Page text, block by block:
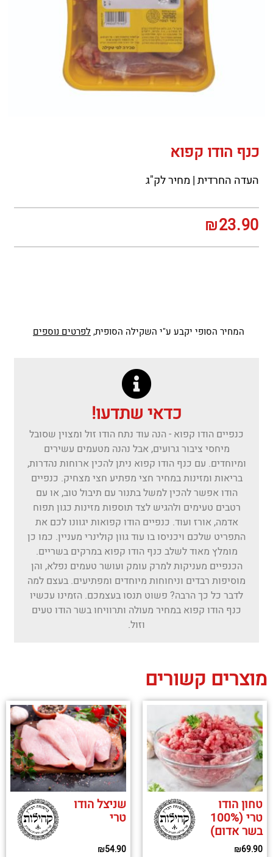
כנף הודו קפוא
העדה החרדית | מחיר לק"ג
₪23.90
המחיר הסופי יקבע ע"י השקילה הסופית,לפרטים נוספים
כדאי שתדעו!
כנפיים הודו קפוא - הנה עוד נתח הודו זול ומצוין שסובל
מיחסי ציבור גרועים, אבל נהנה מטעמים עשירים
ומיוחדים. עם כנף הודו קפוא ניתן להכין ארוחות נהדרות,
בריאות ומזינות במחיר חצי מפתיע חצי מצחיק. כנפיים
הודו אפשר להכין למשל בתנור עם תיבול טוב, או עם
רטבים טעימים ולהגיש לצד תוספות מזינות כגון תפוח
אדמה, אורז ועוד. כנפיים הודו קפואות יגוונו לכם את
התפריט שלכם ויכניסו בו עוד גוון קולינרי מעניין. כמו כן
מומלץ מאוד לשלב כנף הודו קפוא במרקים בשריים.
הכנפיים מעניקות למרק עומק ועושר טעמים נפלא, והן
מוסיפות רבדים וניחוחות מיוחדים ומפתיעים. בעצם למה
לדבר כל כך הרבה? פשוט תנסו בעצמכם. הזמינו עכשיו
כנף הודו קפוא במחיר מעולה ותרוויחו בשר הודו טעים
וזול.
מוצרים קשורים
טחון הודו
טרי (100%
בשר אדום)
₪69.90
שניצל הודו
טרי
₪54.90